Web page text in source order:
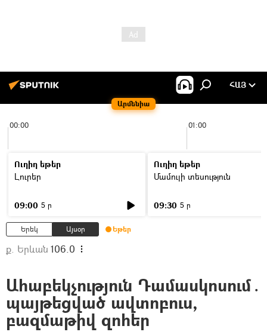
Արմենիա
ՀԱՅ
00:00 01:00
Ուղիղ եթեր
Լուրեր
09:00 5 ր
Ուղիղ եթեր
Մամուլի տեսություն
09:30 5 ր
Երեկ Այսօր Եթեր
ք. Երևան 106.0
Ահաբեկչություն Դամասկոսում․
պայթեցված ավտոբուս,
բազմաթիվ զոհեր